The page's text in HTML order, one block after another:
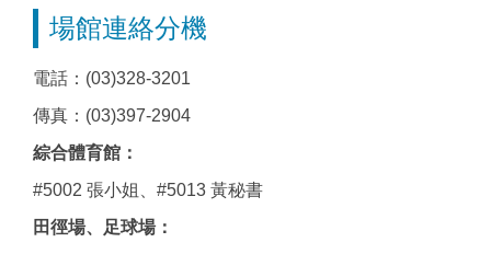
場館連絡分機
電話：(03)328-3201
傳真：(03)397-2904
綜合體育館：
#5002 張小姐、#5013 黃秘書
田徑場、足球場：